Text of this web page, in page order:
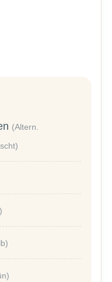
(Altern.